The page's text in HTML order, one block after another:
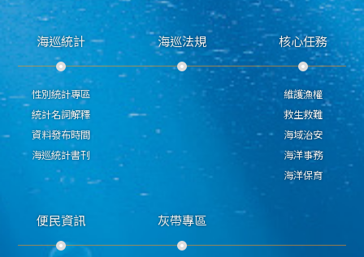
海巡統計
性別統計專區
統計名詞解釋
資料發布時間
海巡統計書刊
海巡法規 核心任務
維護漁權
救生救難
海域治安
海洋事務
海洋保育
便民資訊 灰帶專區